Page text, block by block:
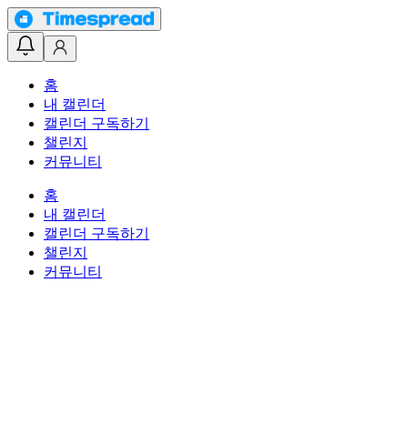
홈
내 캘린더
캘린더 구독하기
챌린지
커뮤니티
홈
내 캘린더
캘린더 구독하기
챌린지
커뮤니티